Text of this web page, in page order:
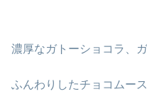
濃厚なガトーショコラ、
ふんわりしたチョコムー